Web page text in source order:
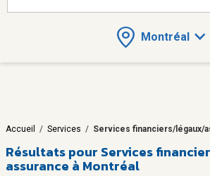
Montréal
Accueil / Services / Services financiers/légaux/
Résultats pour Services
assurance à Montréal